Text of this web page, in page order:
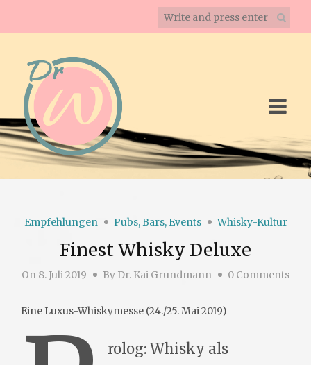
Empfehlungen Pubs, Bars, Events Whisky-Kultur
Finest Whisky Deluxe
On 8. Juli 2019 By Dr. Kai Grundmann 0 Comments
Eine Luxus-Whiskymesse (24./25. Mai 2019)
rolog: Whisky als